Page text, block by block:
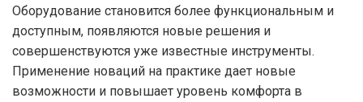
Оборудование становится более функциональным и
доступным, появляются новые решения и
совершенствуются уже известные инструменты.
Применение новаций на практике дает новые
возможности и повышает уровень комфорта в